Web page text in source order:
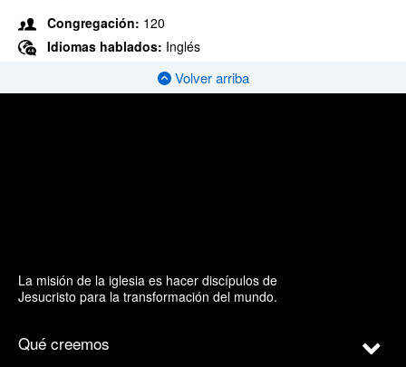
Congregación: 120
Idiomas hablados: Inglés
Volver arriba
La misión de la iglesia es hacer discípulos de
Jesucristo para la transformación del mundo.
Qué creemos